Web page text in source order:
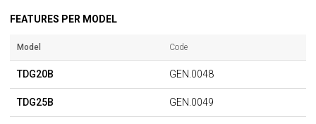
FEATURES PER MODEL
Model Code
TDG20B GEN.0048
TDG25B GEN.0049